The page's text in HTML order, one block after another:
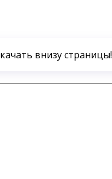
внизу страницы!